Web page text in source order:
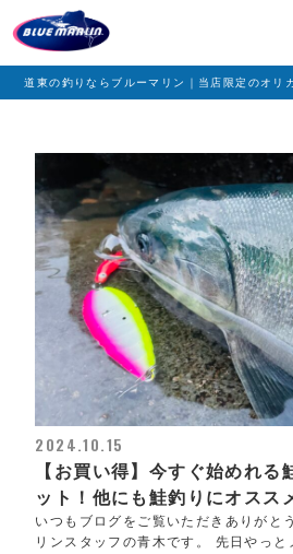
道東の釣りならブルーマリン｜当店限定のオリ
2024.10.15
【お買い得】今すぐ始めれる
ット！他にも鮭釣りにオスス
いつもブログをご覧いただきありがと
リンスタッフの青木です。 先日やっ